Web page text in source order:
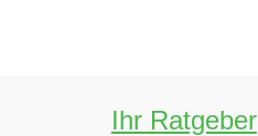
Ihr Ratgeber